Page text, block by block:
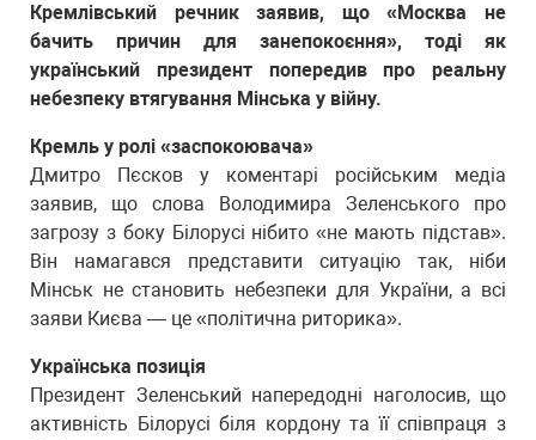
Кремлівський речник заявив, що «Москва не
бачить причин для занепокоєння», тоді як
український президент попередив про реальну
небезпеку втягування Мінська у війну.
Кремль у ролі «заспокоювача»
Дмитро Пєсков у коментарі російським медіа
заявив, що слова Володимира Зеленського про
загрозу з боку Білорусі нібито «не мають підстав».
Він намагався представити ситуацію так, ніби
Мінськ не становить небезпеки для України, а всі
заяви Києва — це «політична риторика».
Українська позиція
Президент Зеленський напередодні наголосив, що
активність Білорусі біля кордону та її співпраця з